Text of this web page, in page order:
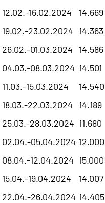
12.02.-16.02.2024
14.669
19.02.-23.02.2024 14.363
26.02.-01.03.2024
14.586
04.03.-08.03.2024 14.501
11.03.-15.03.2024
14.540
18.03.-22.03.2024
14.189
25.03.-28.03.2024 11.680
02.04.-05.04.2024 12.000
08.04.-12.04.2024 15.000
15.04.-19.04.2024
14.007
22.04.-26.04.2024 14.405